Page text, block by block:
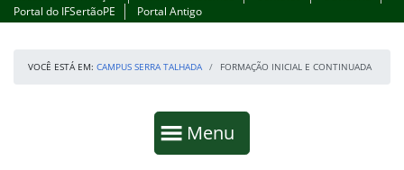
Portal do IFSertãoPE
Portal Antigo
VOCÊ ESTÁ EM: CAMPUS SERRA TALHADA FORMAÇÃO INICIAL E CONTINUADA
Mostrar
Menu